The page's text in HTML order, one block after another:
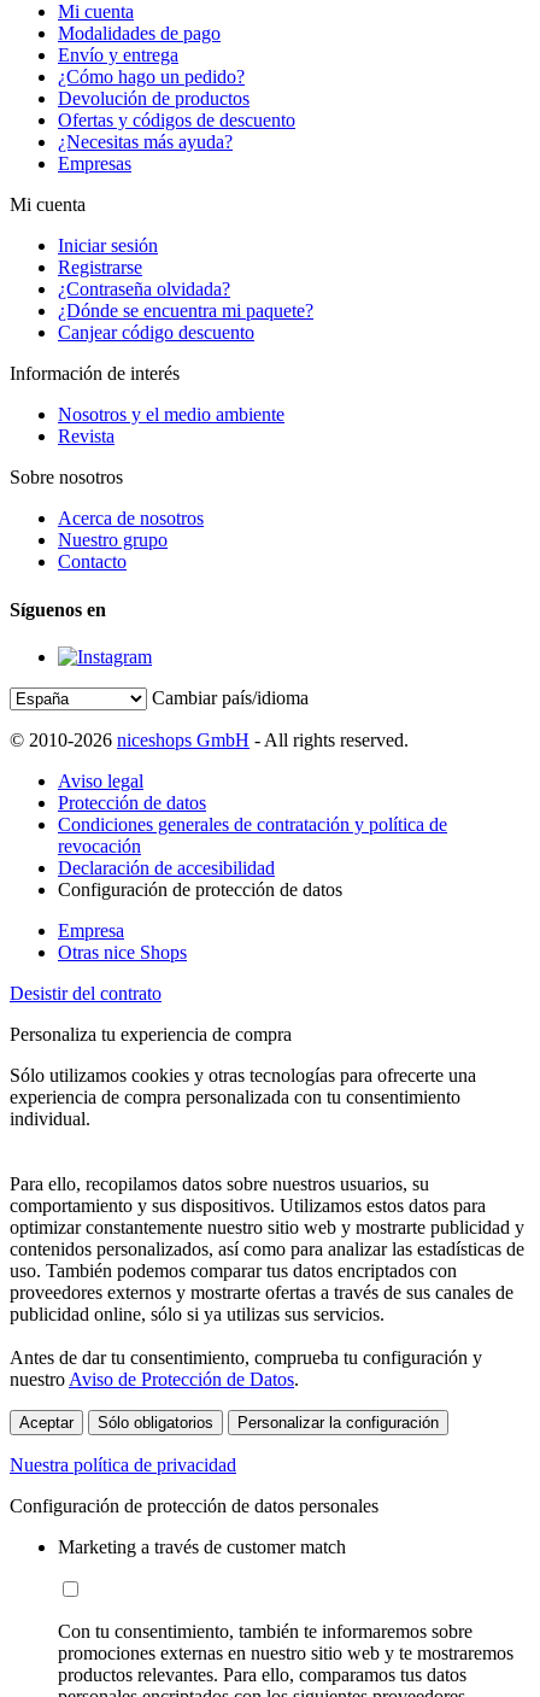
Mi cuenta
Modalidades de pago
Envío y entrega
¿Cómo hago un pedido?
Devolución de productos
Ofertas y códigos de descuento
¿Necesitas más ayuda?
Empresas
Mi cuenta
Iniciar sesión
Registrarse
¿Contraseña olvidada?
¿Dónde se encuentra mi paquete?
Canjear código descuento
Información de interés
Nosotros y el medio ambiente
Revista
Sobre nosotros
Acerca de nosotros
Nuestro grupo
Contacto
Síguenos en
Cambiar país/idioma
© 2010-2026 niceshops GmbH - All rights reserved.
Aviso legal
Protección de datos
Condiciones generales de contratación y política de
revocación
Declaración de accesibilidad
Configuración de protección de datos
Empresa
Otras nice Shops
Desistir del contrato
Personaliza tu experiencia de compra
Sólo utilizamos cookies y otras tecnologías para ofrecerte una
experiencia de compra personalizada con tu consentimiento
individual.
Para ello, recopilamos datos sobre nuestros usuarios, su
comportamiento y sus dispositivos. Utilizamos estos datos para
optimizar constantemente nuestro sitio web y mostrarte publicidad y
contenidos personalizados, así como para analizar las estadísticas de
uso. También podemos comparar tus datos encriptados con
proveedores externos y mostrarte ofertas a través de sus canales de
publicidad online, sólo si ya utilizas sus servicios.
Antes de dar tu consentimiento, comprueba tu configuración y
nuestro Aviso de Protección de Datos.
Aceptar Sólo obligatorios Personalizar la configuración
Nuestra política de privacidad
Configuración de protección de datos personales
Marketing a través de customer match
Con tu consentimiento, también te informaremos sobre
promociones externas en nuestro sitio web y te mostraremos
productos relevantes. Para ello, comparamos tus datos